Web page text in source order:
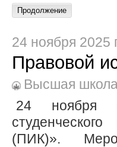
24 ноября 2025
Правовой
Высшая школа
24 ноября
(ПИК)».